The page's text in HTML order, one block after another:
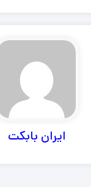
ایران بابکت